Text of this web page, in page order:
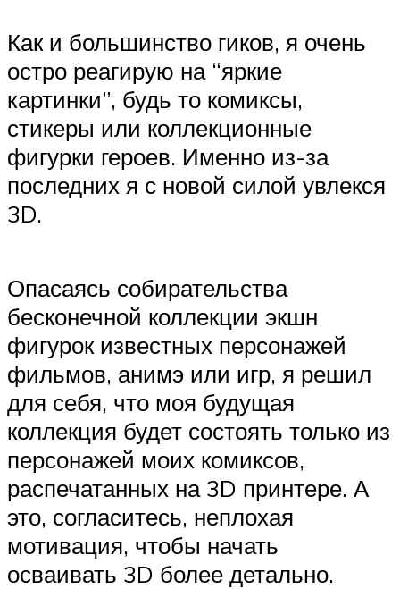
Как и большинство гиков, я очень
остро реагирую на “яркие
картинки”, будь то комиксы,
стикеры или коллекционные
фигурки героев. Именно из-за
последних я с новой силой увлекся
3D.
Опасаясь собирательства
бесконечной коллекции экшн
фигурок известных персонажей
фильмов, анимэ или игр, я решил
для себя, что моя будущая
коллекция будет состоять только из
персонажей моих комиксов,
распечатанных на 3D принтере. А
это, согласитесь, неплохая
мотивация, чтобы начать
осваивать 3D более детально.